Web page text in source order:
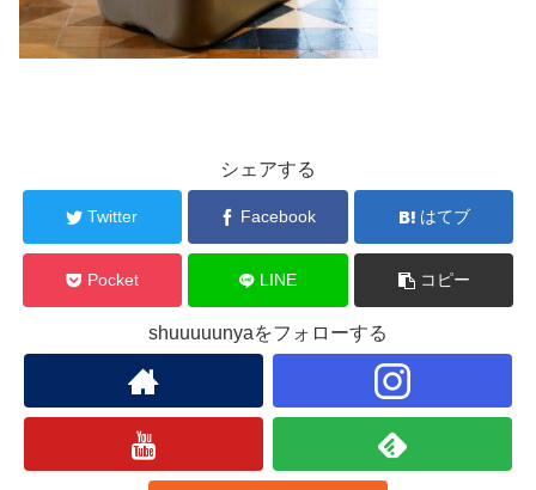
シェアする
Twitter Facebook はてブ
Pocket LINE コピー
shuuuuunyaをフォローする